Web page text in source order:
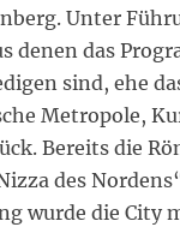
Unter
das
sind, ehe
Metropole,
Bereits die
des
wurde die City